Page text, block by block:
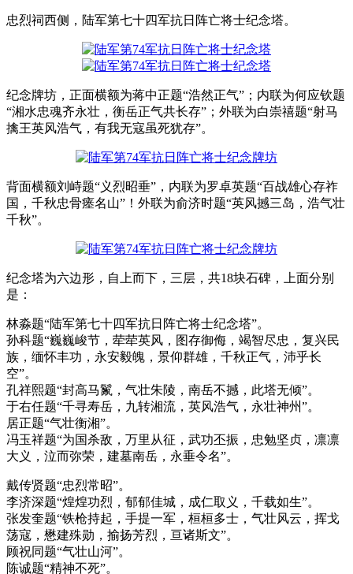
忠烈祠西侧，陆军第七十四军抗日阵亡将士纪念塔。
纪念牌坊，正面横额为蒋中正题“浩然正气”；内联为何应钦题
“湘水忠魂齐永壮，衡岳正气共长存”；外联为白崇禧题“射马
擒王英风浩气，有我无寇虽死犹存”。
背面横额刘峙题“义烈昭垂”，内联为罗卓英题“百战雄心存祚
国，千秋忠骨瘗名山”！外联为俞济时题“英风撼三岛，浩气壮
千秋”。
纪念塔为六边形，自上而下，三层，共18块石碑，上面分别
是：
林淼题“陆军第七十四军抗日阵亡将士纪念塔”。
孙科题“巍巍峻节，荦荦英风，图存御侮，竭智尽忠，复兴民
族，缅怀丰功，永安毅魄，景仰群雄，千秋正气，沛乎长
空”。
孔祥熙题“封高马鬣，气壮朱陵，南岳不撼，此塔无倾”。
于右任题“千寻寿岳，九转湘流，英风浩气，永壮神州”。
居正题“气壮衡湘”。
冯玉祥题“为国杀敌，万里从征，武功丕振，忠勉坚贞，凛凛
大义，泣而弥荣，建墓南岳，永垂令名”。
戴传贤题“忠烈常昭”。
李济深题“煌煌功烈，郁郁佳城，成仁取义，千载如生”。
张发奎题“铁枪持起，手提一军，桓桓多士，气壮风云，挥戈
荡寇，懋建殊勋，揄扬芳烈，亘诸斯文”。
顾祝同题“气壮山河”。
陈诚题“精神不死”。